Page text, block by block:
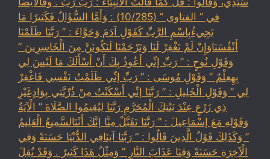
في ” الفتاوى ” (10/285) : وَأَمَّا السُّؤَالُ فَكَثِيرًا مَا
يَجِيءُبِاسْمِ الرَّبِّ كَقَوْلِ آدَمَ وَحَوَّاءَ : ” رَبَّنَا ظَلَمْنَا
أَنْفُسَنَاوَإِنْ لَمْ تَغْفِرْ لَنَا وَتَرْحَمْنَا لَنَكُونَنَّ مِنَ الْخَاسِرِينَ ”
وَقَوْلِ نُوحٍ : ” رَبِّ إنِّي أَعُوذُ بِكَ أَنْ أَسْأَلَكَ مَا لَيْسَ لِي
بِهِعِلْمٌ ” وَقَوْلِ مُوسَى : ” رَبِّ إنِّي ظَلَمْتُ نَفْسِي فَاغْفِرْ
لِي ” وَقَوْلِ الْخَلِيلِ : ” رَبَّنَا إنِّي أَسْكَنْتُ مِنْ ذُرِّيَّتِي بِوَادٍغَيْرِ
ذِي زَرْعٍ عِنْدَ بَيْتِكَ الْمُحَرَّمِ رَبَّنَا لِيُقِيمُوا الصَّلَاةَ ” الْآيَةُ
وَقَوْلِهِ مَعَ إسْمَاعِيلَ : ” رَبَّنَا تَقَبَّلْ مِنَّا إنَّكَ أَنْتَالسَّمِيعُ الْعَلِيمُ
” وَكَذَلِكَ قَوْلُ الَّذِينَ قَالُوا : ” رَبَّنَا آتِنَافِي الدُّنْيَا حَسَنَةً وَفِي
الْآخِرَةِ حَسَنَةً وَقِنَا عَذَابَ النَّارِ ” وَمِثْلُ هَذَا كَثِيرٌ . وَقَدْ نُقِلَ